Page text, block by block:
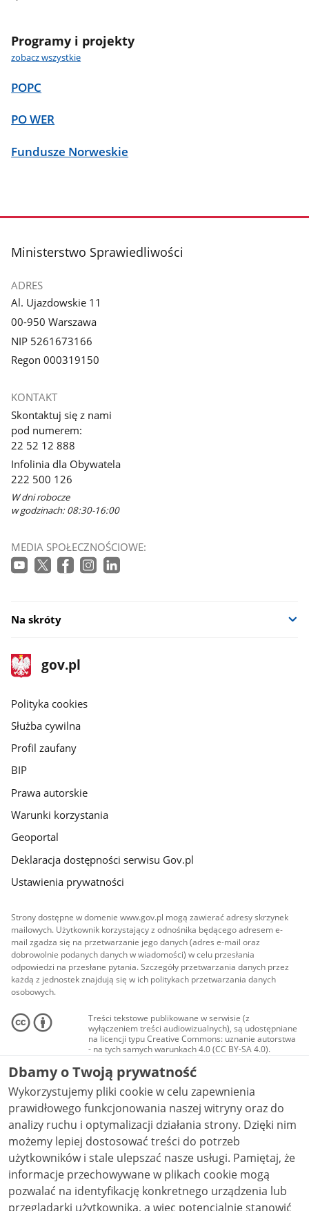
Programy i projekty
zobacz wszystkie
POPC
PO WER
Fundusze Norweskie
stopka
Ministerstwo Sprawiedliwości
ADRES
Al. Ujazdowskie 11
00-950 Warszawa
NIP 5261673166
Regon 000319150
KONTAKT
Skontaktuj się z nami
pod numerem:
22 52 12 888
Infolinia dla Obywatela
222 500 126
W dni robocze
w godzinach: 08:30-16:00
MEDIA SPOŁECZNOŚCIOWE:
Na skróty
stopka
gov.pl
Strona
gov.pl
gov.pl
Polityka cookies
Służba cywilna
Profil zaufany
BIP
Prawa autorskie
Warunki korzystania
Geoportal
Deklaracja dostępności serwisu Gov.pl
Ustawienia prywatności
Strony dostępne w domenie www.gov.pl mogą zawierać adresy skrzynek
mailowych. Użytkownik korzystający z odnośnika będącego adresem e-
mail zgadza się na przetwarzanie jego danych (adres e-mail oraz
dobrowolnie podanych danych w wiadomości) w celu przesłania
odpowiedzi na przesłane pytania. Szczegóły przetwarzania danych przez
każdą z jednostek znajdują się w ich politykach przetwarzania danych
osobowych.
Treści tekstowe publikowane w serwisie (z
wyłączeniem treści audiowizualnych), są udostępniane
na licencji typu Creative Commons: uznanie autorstwa
- na tych samych warunkach 4.0 (CC BY-SA 4.0).
Materiały audiowizualne, w tym zdjęcia, materiały
audio i wideo, są udostępniane na licencji typu
Creative Commons: uznanie autorstwa użycie
niekomercyjne - bez utworów zależnych 4.0 (CC BY-
NC-ND 4.0), o ile nie jest to stwierdzone inaczej.
Dbamy o Twoją prywatność
Wykorzystujemy pliki cookie w celu zapewnienia
prawidłowego funkcjonowania naszej witryny oraz do
analizy ruchu i optymalizacji działania strony. Dzięki nim
możemy lepiej dostosować treści do potrzeb
użytkowników i stale ulepszać nasze usługi. Pamiętaj, że
informacje przechowywane w plikach cookie mogą
pozwalać na identyfikację konkretnego urządzenia lub
przeglądarki użytkownika, a więc potencjalnie stanowić